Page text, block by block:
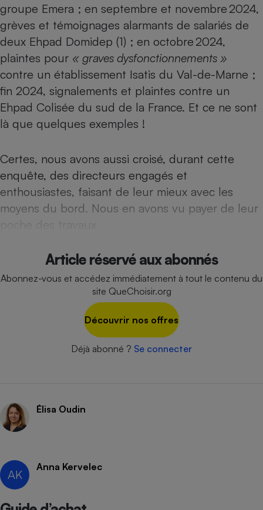
groupe Emera ; en septembre et novembre 2024,
grèves et témoignages alarmants de salariés de
deux Ehpad Domidep (1) ; en octobre 2024,
plaintes pour « graves dysfonctionnements »
contre un établissement Isatis du Val-de-Marne ;
fin 2024, signalements et plaintes contre un
Ehpad Colisée du sud de la France. Et ce ne sont
là que quelques exemples !
Certes, nous avons aussi croisé, durant cette
enquête, des directeurs engagés et
enthousiastes, faisant de leur mieux avec les
moyens du bord. Nous en avons vu payer de leur
poche des travaux
Article réservé aux abonnés
Abonnez-vous et accédez immédiatement à tout le contenu du
site QueChoisir.org
Découvrir nos offres
Déjà abonné ? Se connecter
Élisa Oudin
AK
Anna Kervelec
Plaque de cuisson à
induction
Cafetière à expressos
Climatiseur -
Ventilateur